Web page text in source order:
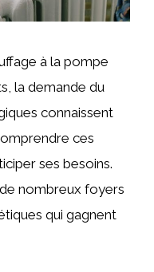
à la pompe
la demande du
connaissent
ces
ses besoins.
nombreux foyers
qui gagnent